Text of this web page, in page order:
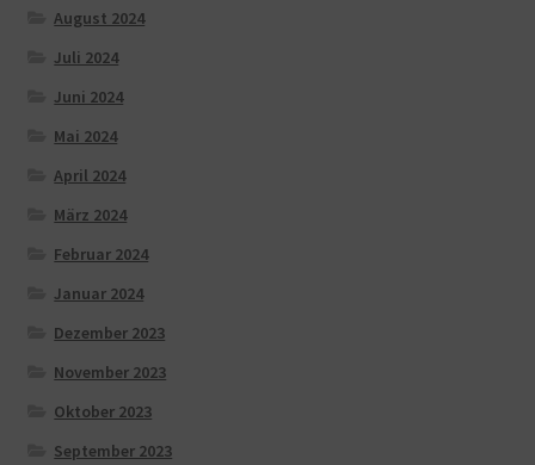
August 2024
Juli 2024
Juni 2024
Mai 2024
April 2024
März 2024
Februar 2024
Januar 2024
Dezember 2023
November 2023
Oktober 2023
September 2023